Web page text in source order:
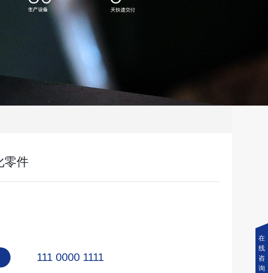
零件
111 0000 1111
在
线
咨
询